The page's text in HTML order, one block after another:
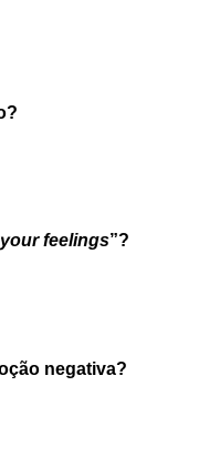
feelings”?
negativa?